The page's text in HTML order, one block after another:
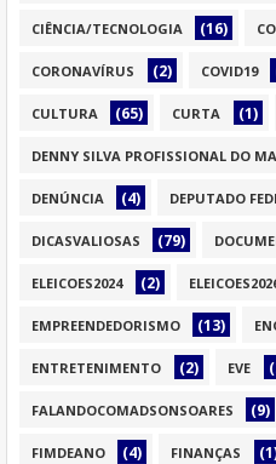
CIÊNCIA/TECNOLOGIA (16)
CORONAVÍRUS (2) COVID19
CULTURA (65) CURTA (1)
DENNY SILVA PROFISSIONAL DO
DENÚNCIA (4) DEPUTADO
DICASVALIOSAS (79)
ELEICOES2024 (2)
EMPREENDEDORISMO (13)
ENTRETENIMENTO (2) EVE
FALANDOCOMADSONSOARES (9)
FIMDEANO (4) FINANÇAS